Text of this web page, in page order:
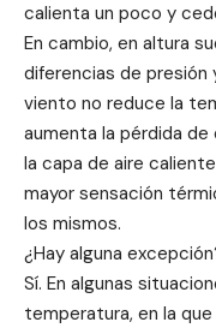
calienta un poco y
En cambio, en altura
diferencias de presión
viento no reduce la
aumenta la pérdida de
la capa de aire
mayor sensación
los mismos.
¿Hay alguna
Sí. En algunas
temperatura, en la